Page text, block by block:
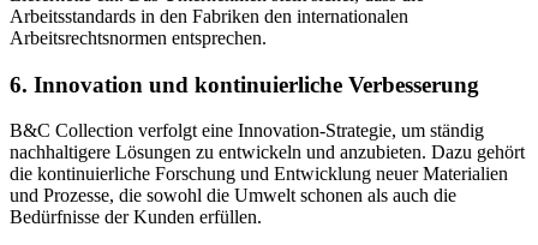
Arbeitsstandards in den Fabriken den internationalen
Arbeitsrechtsnormen entsprechen.
6. Innovation und kontinuierliche Verbesserung
B&C Collection verfolgt eine Innovation-Strategie, um ständig
nachhaltigere Lösungen zu entwickeln und anzubieten. Dazu gehört
die kontinuierliche Forschung und Entwicklung neuer Materialien
und Prozesse, die sowohl die Umwelt schonen als auch die
Bedürfnisse der Kunden erfüllen.